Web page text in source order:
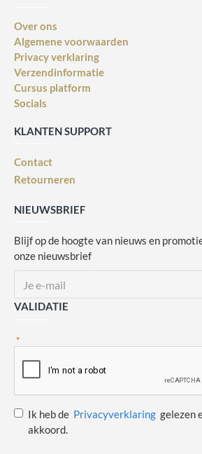
Over ons
Algemene voorwaarden
Privacy verklaring
Verzendinformatie
Cursus platform
Socials
KLANTEN SUPPORT
Contact
Retourneren
NIEUWSBRIEF
Blijf op de hoogte van nieuws en
onze nieuwsbrief
VALIDATIE
Ik heb de Privacyverklaring gelezen
akkoord.